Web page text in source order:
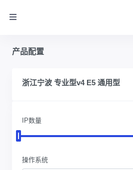
产品配置
浙江宁波 专业型v4 E5 通用型
IP数量
操作系统